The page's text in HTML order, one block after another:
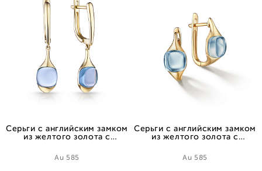
Серьги с английским замком
из желтого золота с
Au 585
Серьги с английским замком
из желтого золота с
Au 585